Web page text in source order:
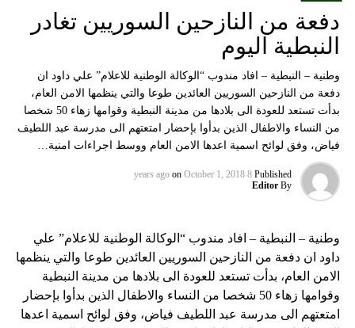
دفعة من النازحين السوريين تغادر
النبطية اليوم
وطنية – النبطية – افاد مندوب “الوكالة الوطنية للاعلام” علي داود ان
دفعة من النازحين السوريين العائدين طوعا والتي ينظمها الامن العام،
بدأت تستعد للعودة الى بلادها من مدينة النبطية وقوامها زهاء 50 شخصا
من النساء والاطفال الذين بدأوا بإحضار امتعتهم الى مدرسة عبد اللطيف
فياض، وفق لوائح اسمية اعدها الامن العام ووسط اجراءات امنية…
Published
8 years ago
on October 1, 2018
By
Editor
وطنية – النبطية – افاد مندوب “الوكالة الوطنية للاعلام” علي
داود ان دفعة من النازحين السوريين العائدين طوعا والتي ينظمها
الامن العام، بدأت تستعد للعودة الى بلادها من مدينة النبطية
وقوامها زهاء 50 شخصا من النساء والاطفال الذين بدأوا بإحضار
امتعتهم الى مدرسة عبد اللطيف فياض، وفق لوائح اسمية اعدها